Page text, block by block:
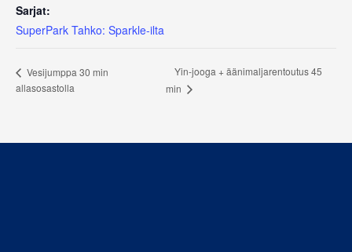
Sarjat:
SuperPark Tahko: Sparkle-ilta
Vesijumppa 30 min
allasosastolla
Yin-jooga + äänimaljarentoutus 45
min